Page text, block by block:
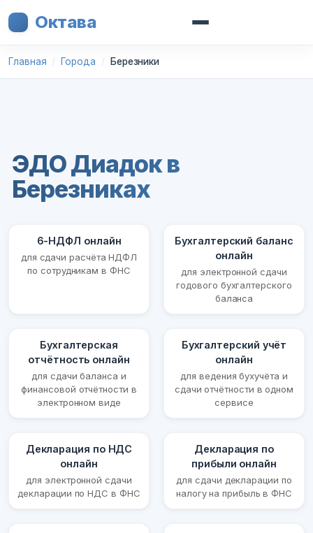
Октава
Главная Города Березники
ЭДО Диадок в
Березниках
6-НДФЛ онлайн
для сдачи расчёта НДФЛ
по сотрудникам в ФНС
Бухгалтерский баланс
онлайн
для электронной сдачи
годового бухгалтерского
баланса
Бухгалтерская
отчётность онлайн
для сдачи баланса и
финансовой отчётности в
электронном виде
Бухгалтерский учёт
онлайн
для ведения бухучёта и
сдачи отчётности в одном
сервисе
Декларация по НДС
онлайн
для электронной сдачи
декларации по НДС в ФНС
Декларация по
прибыли онлайн
для сдачи декларации по
налогу на прибыль в ФНС